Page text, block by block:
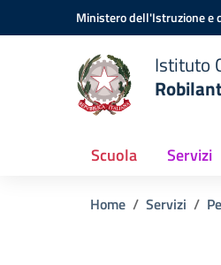
Vai ai contenuti
Vai al menu di navigazione
Ministero dell'Istruzione e
Istituto
Scuola Servizi
Home Servizi